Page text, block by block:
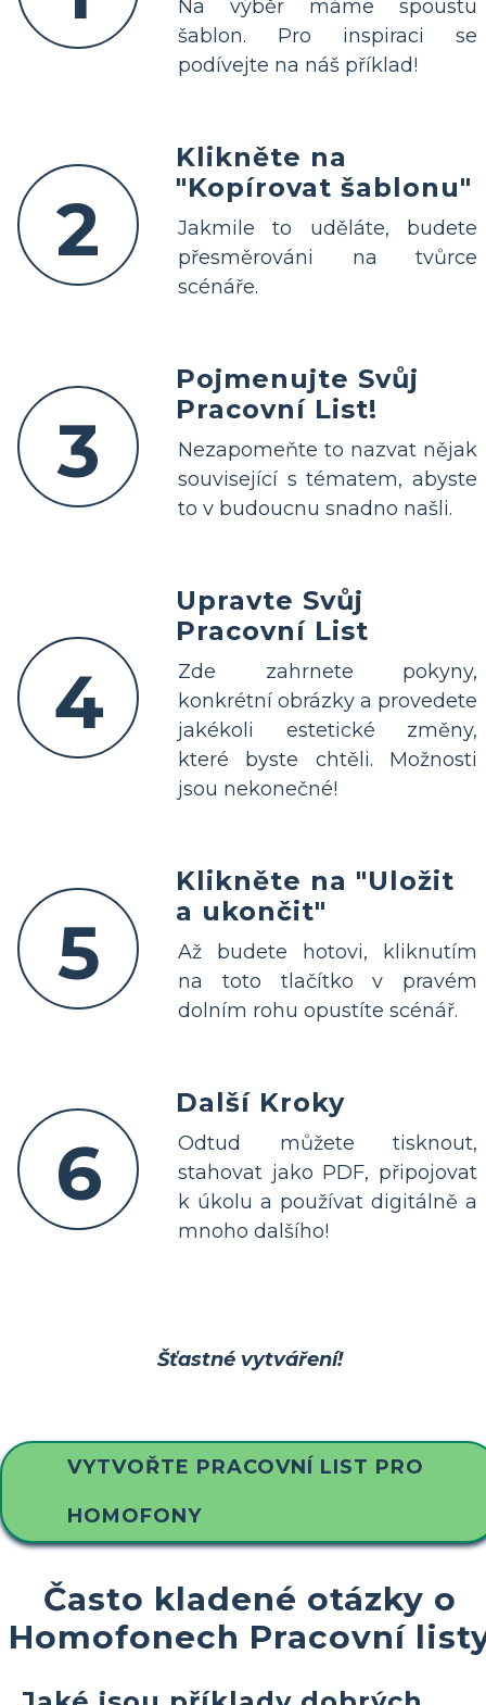
Na výběr máme spoustu
šablon. Pro inspiraci se
podívejte na náš příklad!
2
Klikněte na
"Kopírovat šablonu"
Jakmile to uděláte, budete
přesměrováni na tvůrce
scénáře.
3
Pojmenujte Svůj
Pracovní List!
Nezapomeňte to nazvat nějak
související s tématem, abyste
to v budoucnu snadno našli.
4
Upravte Svůj
Pracovní List
Zde zahrnete pokyny,
konkrétní obrázky a provedete
jakékoli estetické změny,
které byste chtěli. Možnosti
jsou nekonečné!
5
Klikněte na "Uložit
a ukončit"
Až budete hotovi, kliknutím
na toto tlačítko v pravém
dolním rohu opustíte scénář.
6
Další Kroky
Odtud můžete tisknout,
stahovat jako PDF, připojovat
k úkolu a používat digitálně a
mnoho dalšího!
Šťastné vytváření!
VYTVOŘTE PRACOVNÍ LIST PRO
HOMOFONY
Často kladené otázky o
Homofonech Pracovní